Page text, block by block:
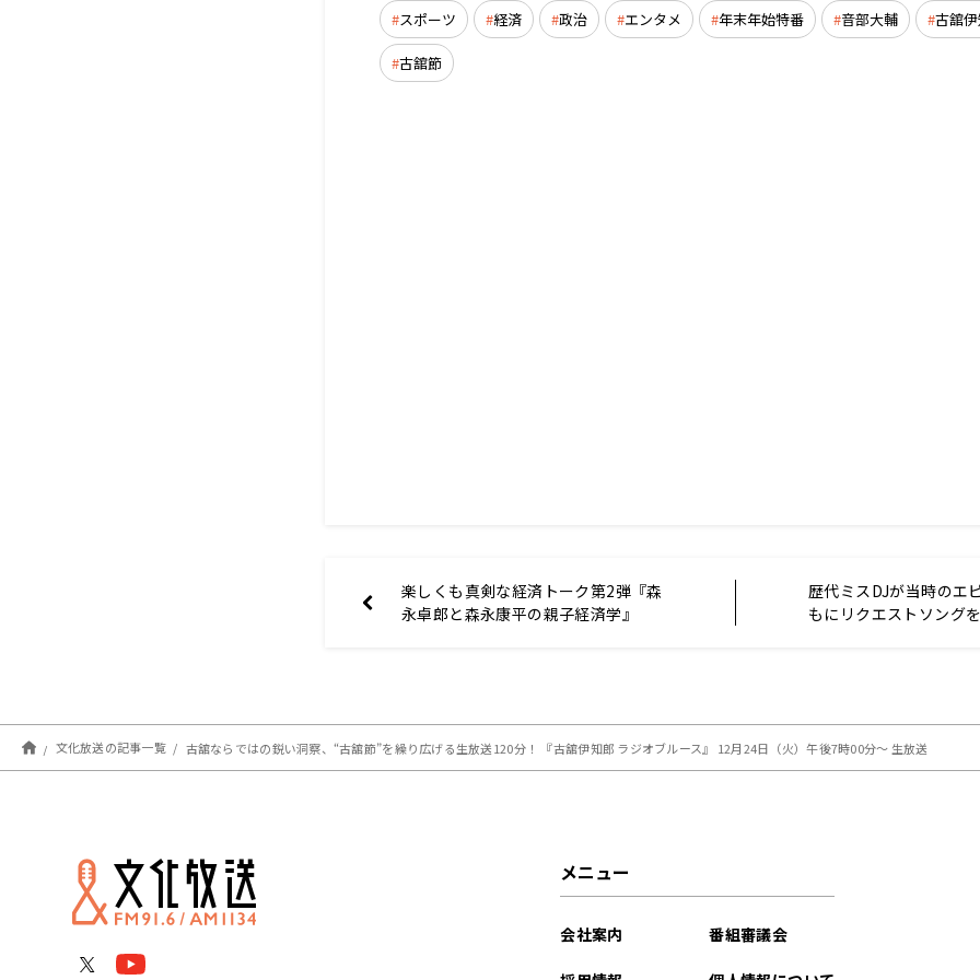
スポーツ 経済 政治 エンタメ 年末年始特番 音部大輔 古舘
古舘節
楽しくも真剣な経済トーク第2弾『森
永卓郎と森永康平の親子経済学』
歴代ミスDJが当時のエ
もにリクエストソング
文化放送の記事一覧 古舘ならではの鋭い洞察、“古舘節”を繰り広げる生放送120分！ 『古舘伊知郎 ラジオブルース』 12月24日（火）午後7時00分～ 生放送
メニュー
会社案内 番組審議会